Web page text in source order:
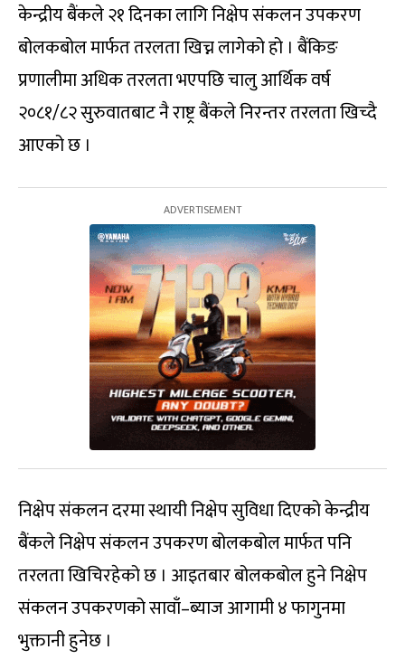
केन्द्रीय बैंकले २१ दिनका लागि निक्षेप संकलन उपकरण
बोलकबोल मार्फत तरलता खिच्न लागेको हो । बैंकिङ
प्रणालीमा अधिक तरलता भएपछि चालु आर्थिक वर्ष
२०८१/८२ सुरुवातबाट नै राष्ट्र बैंकले निरन्तर तरलता खिच्दै
आएको छ ।
निक्षेप संकलन दरमा स्थायी निक्षेप सुविधा दिएको केन्द्रीय
बैंकले निक्षेप संकलन उपकरण बोलकबोल मार्फत पनि
तरलता खिचिरहेको छ । आइतबार बोलकबोल हुने निक्षेप
संकलन उपकरणको सावाँ–ब्याज आगामी ४ फागुनमा
भुक्तानी हुनेछ ।